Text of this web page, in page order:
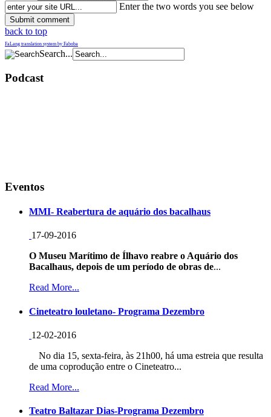
Enter the two words you see below
back to top
FaLang translation system by Faboba
Search...
Podcast
Eventos
MMI- Reabertura de aquário dos bacalhaus
17-09-2016
O Museu Marítimo de Ílhavo reabre o Aquário dos
Bacalhaus, depois de um período de obras de...
Read More...
Cineteatro louletano- Programa Dezembro
12-02-2016
No dia 15, sexta-feira, às 21h00, há uma estreia que resulta
de uma coprodução entre o Cineteatro...
Read More...
Teatro Baltazar Dias-Programa Dezembro